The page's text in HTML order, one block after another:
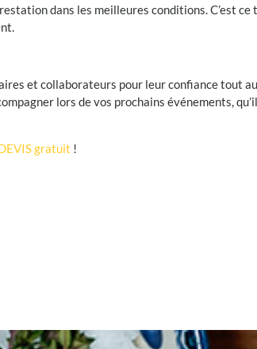
dans les meilleures conditions. C’est ce
et collaborateurs pour leur confiance tout
lors de vos prochains événements,
gratuit !